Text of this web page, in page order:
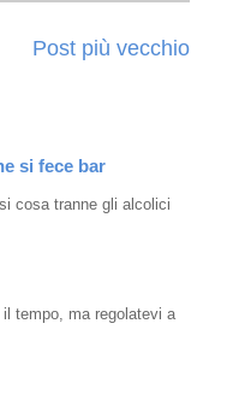
Post più vecchio
si fece bar
cosa tranne gli alcolici
tempo, ma regolatevi a